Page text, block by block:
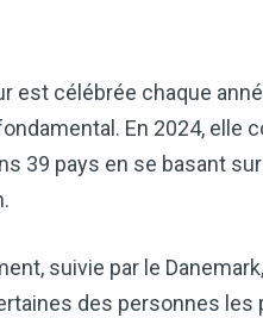
est célébrée chaque
En 2024, elle
39 pays en se basant
suivie par le
des personnes